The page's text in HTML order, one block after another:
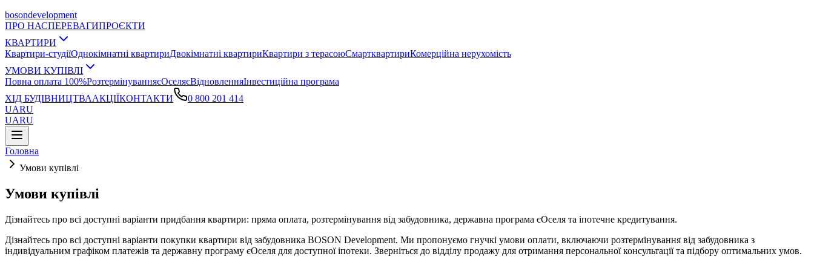
bosondevelopment
ПРО НАСПЕРЕВАГИПРОЄКТИ
КВАРТИРИ
Квартири-студіїОднокімнатні квартириДвокімнатні квартириКвартири з терасоюСмартквартириКомерційна нерухомість
УМОВИ КУПІВЛІ
Повна оплата 100%РозтермінуванняєОселяєВідновленняІнвестиційна програма
ХІД БУДІВНИЦТВААКЦІЇКОНТАКТИ
0 800 201 414
UARU
UARU
Головна
Умови купівлі
Умови купівлі
Дізнайтесь про всі доступні варіанти придбання квартири: пряма оплата, розтермінування від забудовника, державна програма єОселя та іпотечне кредитування.
Дізнайтесь про всі доступні варіанти покупки квартири від забудовника BOSON Development. Ми пропонуємо гнучкі умови оплати, включаючи розтермінування від забудовника з
індивідуальним графіком платежів та державну програму єОселя для доступної іпотеки. Зверніться до відділу продажу для отримання персональної консультації та підбору оптимальних умов.